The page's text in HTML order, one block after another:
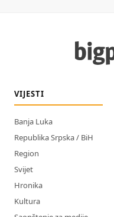
VIJESTI
Banja Luka
Republika Srpska / BiH
Region
Svijet
Hronika
Kultura